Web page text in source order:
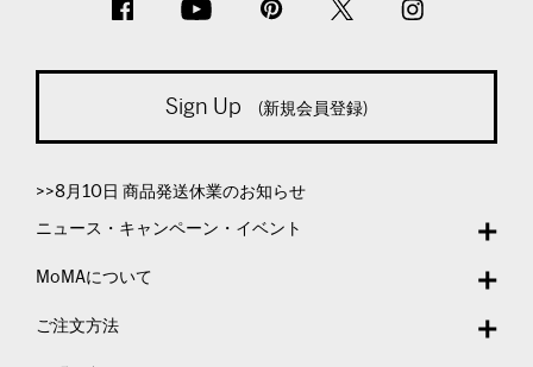
Sign Up (新規会員登録)
>>8月10日 商品発送休業のお知らせ
ニュース・キャンペーン・イベント
MoMAについて
ご注文方法